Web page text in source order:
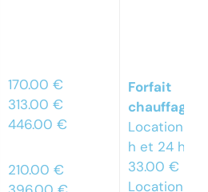
170.00 €
313.00 €
446.00 €
210.00 €
Forfait
chauffage :
Location de
h et 24 h :
33.00 €
Location de